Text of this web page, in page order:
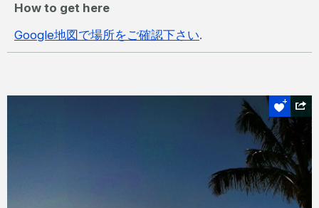
How to get here
Google地図で場所をご確認下さい.